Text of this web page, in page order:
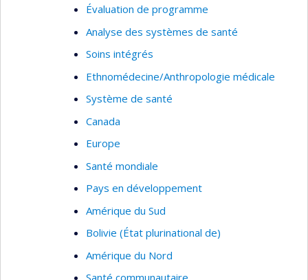
Évaluation de programme
Analyse des systèmes de santé
Soins intégrés
Ethnomédecine/Anthropologie médicale
Système de santé
Canada
Europe
Santé mondiale
Pays en développement
Amérique du Sud
Bolivie (État plurinational de)
Amérique du Nord
Santé communautaire